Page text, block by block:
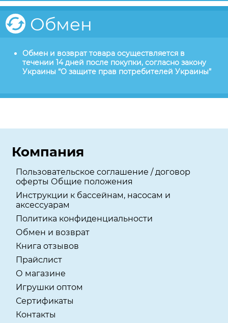
Обмен
Обмен и возврат товара осуществляется в
течении 14 дней после покупки, согласно закону
Украины “О защите прав потребителей Украины”
Компания
Пользовательское соглашение / договор
оферты Общие положения
Инструкции к бассейнам, насосам и
аксессуарам
Политика конфиденциальности
Обмен и возврат
Книга отзывов
Прайслист
О магазине
Игрушки оптом
Сертификаты
Контакты